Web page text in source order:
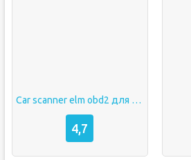
Car scanner elm obd2 для андроид
4,7